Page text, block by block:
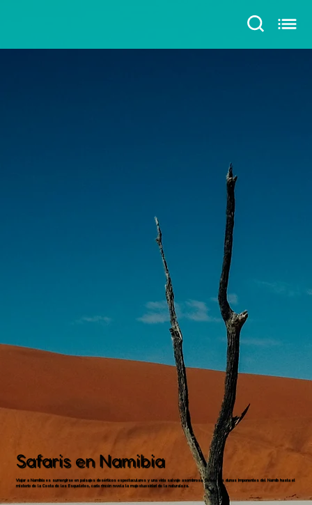
Safaris en Namibia
Viajar a Namibia es sumergirse en paisajes desérticos espectaculares y una vida salvaje asombrosa. Desde las dunas imponentes del Namib hasta el
misterio de la Costa de los Esqueletos, cada rincón revela la majestuosidad de la naturaleza.